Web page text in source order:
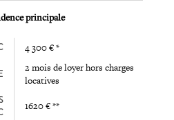
principale
4 300 € *
2 mois de loyer hors charges
locatives
1620 € **